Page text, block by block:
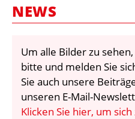
KRAN
NEWS
Um alle Bilder zu
bitte und melden Sie
Sie auch unsere
unseren E-Mail-
Klicken Sie hier, um